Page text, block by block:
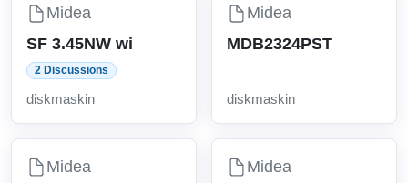
Midea
SF 3.45NW wi
2 Discussions
diskmaskin
Midea
MDB2324PST
diskmaskin
Midea
Midea